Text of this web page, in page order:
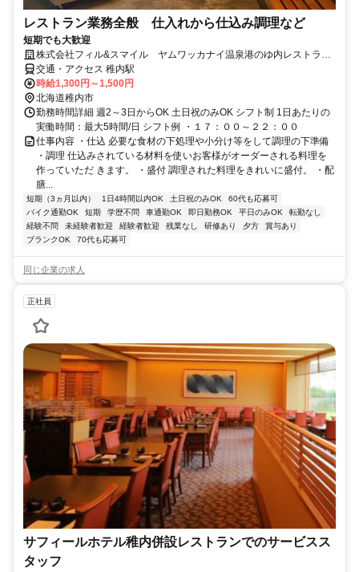
レストラン業務全般 仕入れから仕込み調理など
短期でも大歓迎
株式会社フィル&スマイル ヤムワッカナイ温泉港のゆ内レストラン
なごみ
交通・アクセス 稚内駅
時給1,300円～1,500円
北海道稚内市
勤務時間詳細 週2～3日からOK 土日祝のみOK シフト制 1日あたりの
実働時間：最大5時間/日 シフト例 ・１７：００～２２：００
仕事内容 ・仕込 必要な食材の下処理や小分け等をして調理の下準備
・調理 仕込みされている材料を使いお客様がオーダーされる料理を
作っていただ きます。 ・盛付 調理された料理をきれいに盛付。 ・配
膳...
短期（3ヵ月以内） 1日4時間以内OK 土日祝のみOK
60代も応募可
バイク通勤OK
短期 学歴不問 車通勤OK 即日勤務OK 平日のみOK
転勤なし
経験不問
未経験者歓迎 経験者歓迎 残業なし 研修あり 夕方
賞与あり
ブランクOK
70代も応募可
同じ企業の求人
正社員
サフィールホテル稚内併設レストランでのサービスス
タッフ